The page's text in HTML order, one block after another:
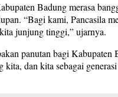
Badung merasa
“Bagi kami, Pancasila
junjung tinggi,” ujarnya.
panutan bagi Kabupaten
dan kita sebagai